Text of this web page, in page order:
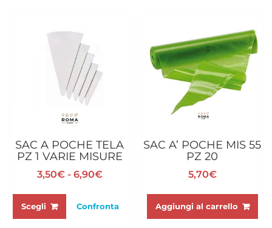
SAC A POCHE TELA
PZ 1 VARIE MISURE
3,50€ - 6,90€Fascia
Scegli
prodotto
Confronta
SAC A’ POCHE MIS 55
PZ 20
5,70€
Aggiungi al carrello